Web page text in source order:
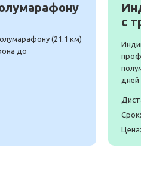
(21.1 км)
до
с
дней
Срок:
Цена: